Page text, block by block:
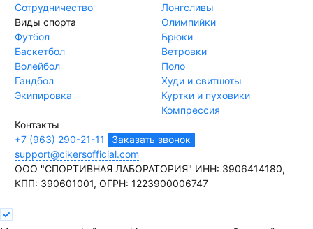
Сотрудничество
Виды спорта
Футбол
Баскетбол
Волейбол
Гандбол
Экипировка
Лонгсливы
Олимпийки
Брюки
Ветровки
Поло
Худи и свитшоты
Куртки и пуховики
Компрессия
Контакты
+7 (963) 290-21-11
Заказать звонок
support@cikersofficial.com
ООО "СПОРТИВНАЯ ЛАБОРАТОРИЯ" ИНН: 3906414180,
КПП: 390601001, ОГРН: 1223900006747